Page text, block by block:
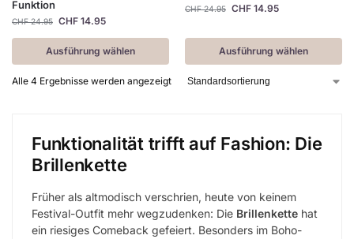
Funktion
CHF24.95 CHF 14.95
Ausführung wählen
CHF24.95 CHF 14.95
Ausführung wählen
Alle 4 Ergebnisse werden angezeigt
Funktionalität trifft auf Fashion: Die
Brillenkette
Früher als altmodisch verschrien, heute von keinem
Festival-Outfit mehr wegzudenken: Die Brillenkette hat
ein riesiges Comeback gefeiert. Besonders im Boho-